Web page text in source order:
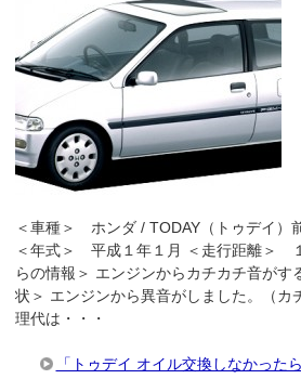
＜車種＞ ホンダ / TODAY（トゥデイ
＜年式＞ 平成１年１月 ＜走行距離＞
らの情報＞ エンジンからカチカチ音がす
状＞ エンジンから異音がしました。（
理代は・・・
「トゥデイ オイル交換しなかった